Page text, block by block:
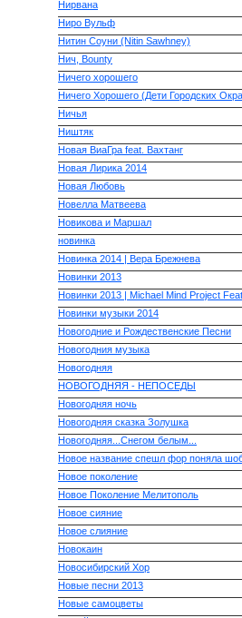
Нирвана
Ниро Вульф
Нитин Соуни (Nitin Sawhney)
Нич, Bounty
Ничего хорошего
Ничего Хорошего (Дети Городских
Ничья
Ништяк
Новая ВиаГра feat. Вахтанг
Новая Лирика 2014
Новая Любовь
Новелла Матвеева
Новикова и Маршал
новинка
Новинка 2014 | Вера Брежнева
Новинки 2013
Новинки 2013 | Michael Mind Project
Новинки музыки 2014
Новогодние и Рождественские Песни
Новогодния музыка
Новогодняя
НОВОГОДНЯЯ - НЕПОСЕДЫ
Новогодняя ночь
Новогодняя сказка Золушка
Новогодняя...Снегом белым...
Новое название спешл фор поняла
Новое поколение
Новое Поколение Мелитополь
Новое сияние
Новое слияние
Новокаин
Новосибирский Хор
Новые песни 2013
Новые самоцветы